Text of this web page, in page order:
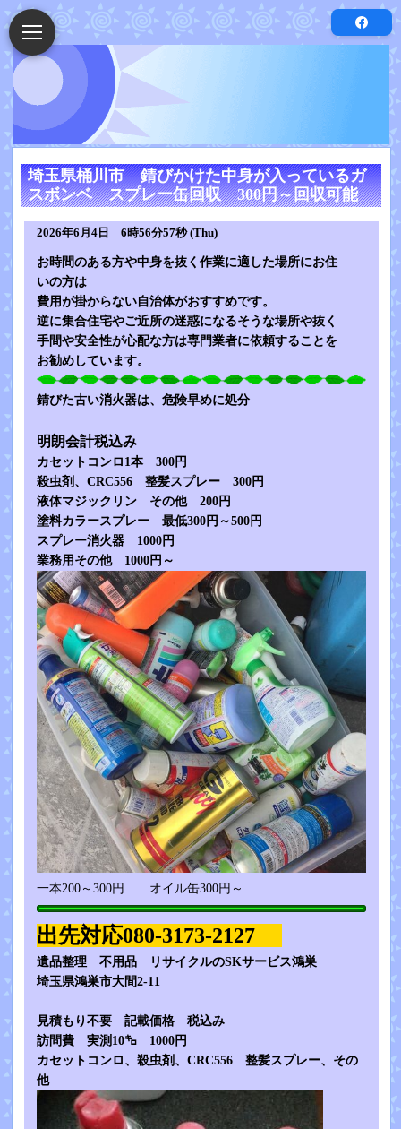
埼玉県桶川市 錆びかけた中身が入っているガ
スボンベ スプレー缶回収 300円～回収可能
2026年6月4日 6時56分57秒 (Thu)
お時間のある方や中身を抜く作業に適した場所にお住
いの方は
費用が掛からない自治体がおすすめです。
逆に集合住宅やご近所の迷惑になるそうな場所や抜く
手間や安全性が心配な方は専門業者に依頼することを
お勧めしています。
錆びた古い消火器は、危険早めに処分
明朗会計税込み
カセットコンロ1本 300円
殺虫剤、CRC556 整髪スプレー 300円
液体マジックリン その他 200円
塗料カラースプレー 最低300円～500円
スプレー消火器 1000円
業務用その他 1000円～
一本200～300円 オイル缶300円～
出先対応080-3173-2127
遺品整理 不用品 リサイクルのSKサービス鴻巣
埼玉県鴻巣市大間2-11
見積もり不要 記載価格 税込み
訪問費 実測10㌔ 1000円
カセットコンロ、殺虫剤、CRC556 整髪スプレー、その
他